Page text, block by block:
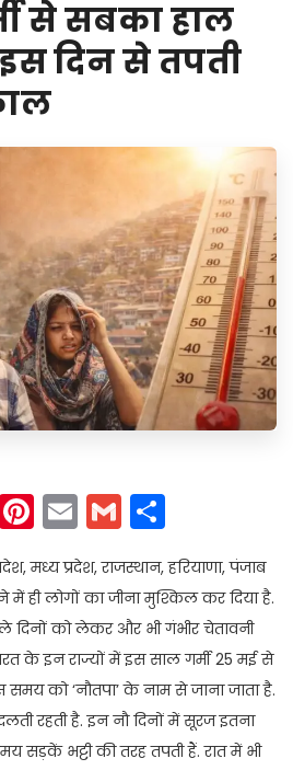
से सबका हाल
दिन से तपती
Telegram
Pinterest
EmailGmail
मध्य प्रदेश, राजस्थान, हरियाणा, पंजाब
में ही लोगों का जीना मुश्किल कर दिया है.
दिनों को लेकर और भी गंभीर चेतावनी
के इन राज्यों में इस साल गर्मी 25 मई से
को ‘नौतपा’ के नाम से जाना जाता है.
रहती है. इन नौ दिनों में सूरज इतना
सड़कें भट्टी की तरह तपती हैं. रात में भी